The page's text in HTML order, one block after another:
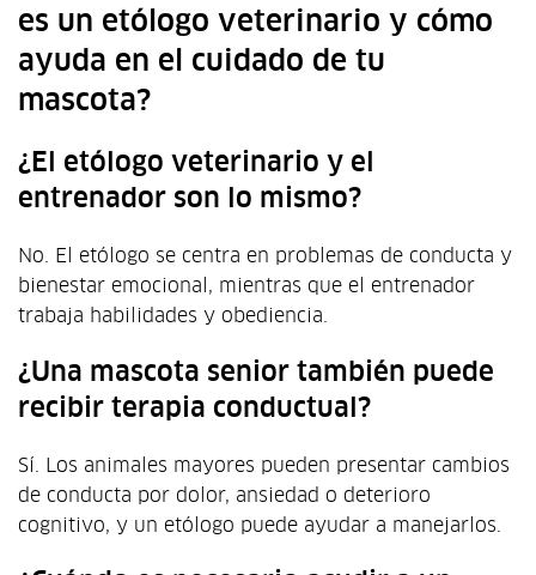
es un etólogo veterinario y cómo
ayuda en el cuidado de tu
mascota?
¿El etólogo veterinario y el
entrenador son lo mismo?
No. El etólogo se centra en problemas de conducta y
bienestar emocional, mientras que el entrenador
trabaja habilidades y obediencia.
¿Una mascota senior también puede
recibir terapia conductual?
Sí. Los animales mayores pueden presentar cambios
de conducta por dolor, ansiedad o deterioro
cognitivo, y un etólogo puede ayudar a manejarlos.